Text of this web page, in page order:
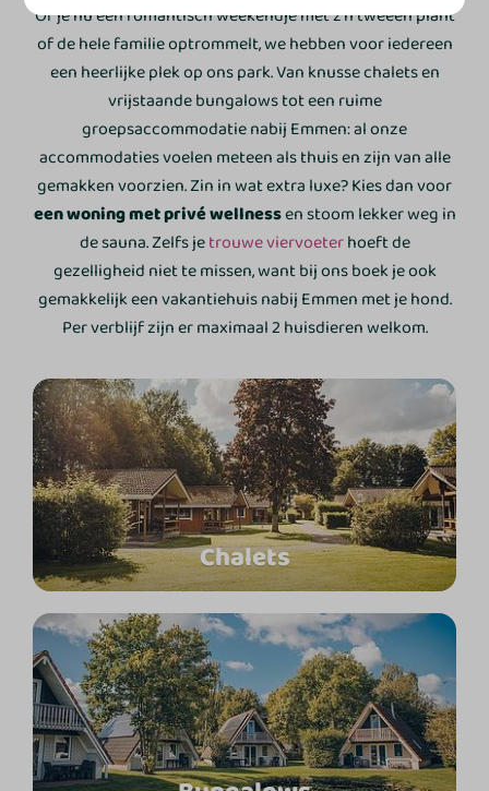
Of je nu een romantisch weekendje met z'n tweeën plant
of de hele familie optrommelt, we hebben voor iedereen
een heerlijke plek op ons park. Van knusse chalets en
vrijstaande bungalows tot een ruime
groepsaccommodatie nabij Emmen: al onze
accommodaties voelen meteen als thuis en zijn van alle
gemakken voorzien. Zin in wat extra luxe? Kies dan voor
een woning met privé wellnessen stoom lekker weg in
de sauna. Zelfs jetrouwe viervoeterhoeft de
gezelligheid niet te missen, want bij ons boek je ook
gemakkelijk een vakantiehuis nabij Emmen met je hond.
Per verblijf zijn er maximaal 2 huisdieren welkom.
Chalets